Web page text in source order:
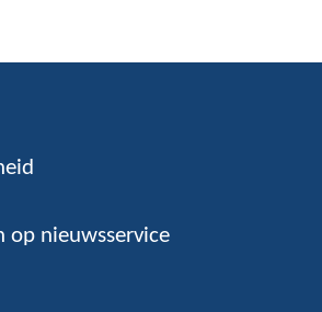
op nieuwsservice